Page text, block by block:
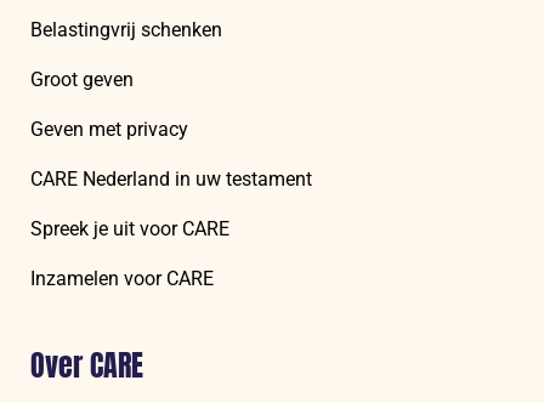
Belastingvrij schenken
Groot geven
Geven met privacy
CARE Nederland in uw testament
Spreek je uit voor CARE
Inzamelen voor CARE
Over CARE